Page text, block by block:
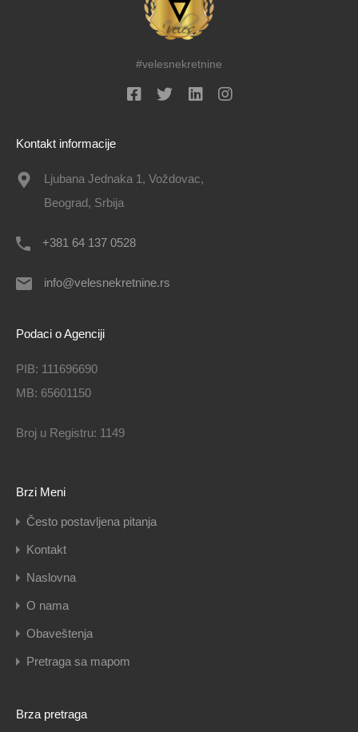
#velesnekretnine
Kontakt informacije
Ljubana Jednaka 1, Voždovac,
Beograd, Srbija
+381 64 137 0528
info@velesnekretnine.rs
Podaci o Agenciji
PIB: 111696690
MB: 65601150
Broj u Registru: 1149
Brzi Meni
Često postavljena pitanja
Kontakt
Naslovna
O nama
Obaveštenja
Pretraga sa mapom
Brza pretraga